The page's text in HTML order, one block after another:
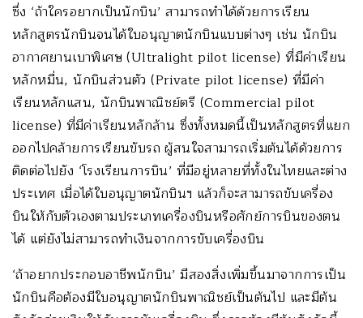
ซึ่ง ‘ถ้าใครอยากเป็นนักบิน’ สามารถทำได้ด้วยการเรียน
หลักสูตรนักบินจนได้ใบอนุญาตนักบินแบบต่างๆ เช่น นักบิน
อากาศยานเบาพิเศษ (Ultralight pilot license) ที่มีค่าเรียน
หลักหมื่น, นักบินส่วนตัว (Private pilot license) ที่มีค่า
เรียนหลักแสน, นักบินพาณิชย์ตรี (Commercial pilot
license) ที่มีค่าเรียนหลักล้าน ซึ่งทั้งหมดนี้เป็นหลักสูตรที่แยก
ออกไปคล้ายการเรียนขับรถ ผู้สนใจสามารถเริ่มต้นได้ด้วยการ
ติดต่อไปยัง ‘โรงเรียนการบิน’ ที่มีอยู่หลายที่ทั้งในไทยและต่าง
ประเทศ เมื่อได้ใบอนุญาตนักบินฯ แล้วก็จะสามารถขับเครื่อง
บินให้กับตัวเองตามประเภทเครื่องบินหรือศักย์การบินของตน
ได้ แต่ยังไม่สามารถทำเงินจากการขับเครื่องบิน
‘ถ้าอยากประกอบอาชีพนักบิน’ มีสองสิ่งเพิ่มขึ้นมาจากการเป็น
นักบินคือต้องมีใบอนุญาตนักบินพาณิชย์เป็นต้นไป และมีต้น